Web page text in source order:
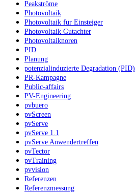
Peakströme
Photovoltaik
Photovoltaik für Einsteiger
Photovoltaik Gutachter
Photovoltaiknoren
PID
Planung
potenzialinduzierte Degradation (PID)
PR-Kampagne
Public-affairs
PV-Engineering
pvbuero
pvScreen
pvServe
pvServe 1.1
pvServe Anwendertreffen
pvTector
pvTraining
pvvision
Referenzen
Referenzmessung